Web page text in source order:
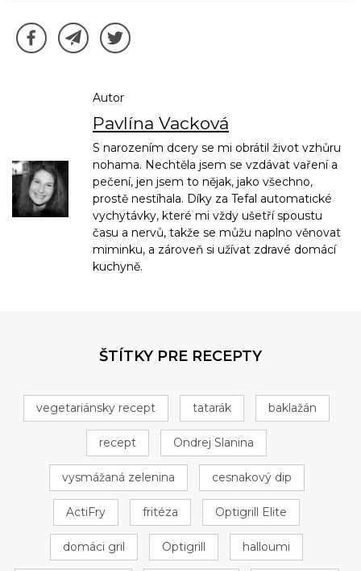
Autor
Pavlína Vacková
S narozením dcery se mi obrátil život vzhůru
nohama. Nechtěla jsem se vzdávat vaření a
pečení, jen jsem to nějak, jako všechno,
prostě nestíhala. Díky za Tefal automatické
vychytávky, které mi vždy ušetří spoustu
času a nervů, takže se můžu naplno věnovat
miminku, a zároveň si užívat zdravé domácí
kuchyně.
ŠTÍTKY PRE RECEPTY
vegetariánsky recept tatarák baklažán
recept Ondrej Slanina
vysmážaná zelenina cesnakový dip
ActiFry fritéza Optigrill Elite
domáci gril Optigrill halloumi